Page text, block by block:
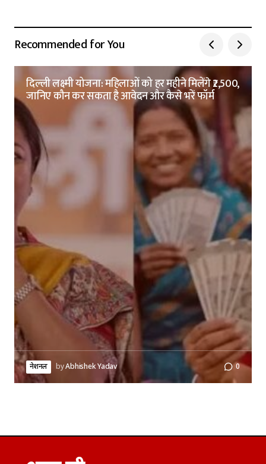
Recommended for You
दिल्ली लक्ष्मी योजना: महिलाओं को हर महीने मिलेंगे ₹2,500,
जानिए कौन कर सकता है आवेदन और कैसे भरें फॉर्म
नेशनल byAbhishek Yadav 0